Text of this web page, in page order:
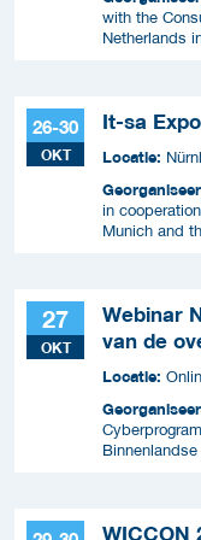
with the
Netherlands
26-30
OKT
It-sa
Locatie:
in
Munich and
27
OKT
Webinar
van de
Locatie:
WICCON